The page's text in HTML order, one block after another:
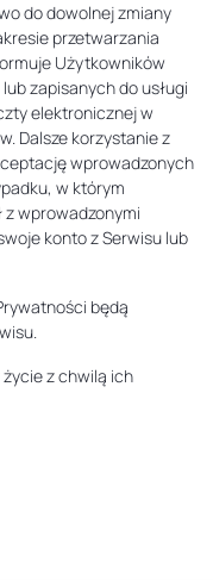
do dowolnej zmiany
przetwarzania
Użytkowników
zapisanych do usługi
elektronicznej w
Dalsze korzystanie z
wprowadzonych
w którym
z wprowadzonymi
konto z Serwisu lub
będą
z chwilą ich